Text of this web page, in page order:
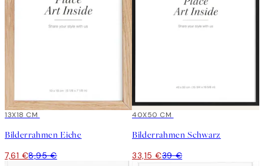
15%*
13X18 CM
Bilderrahmen Eiche
7,61 €8,95 €
15%*
40X50 CM
Bilderrahmen Schwarz
33,15 €39 €